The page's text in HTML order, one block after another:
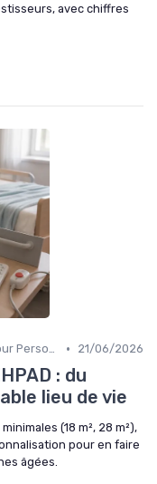
avec chiffres
EHPAD (Établissements d'Hébergement pour Personnes Âgées Dépendantes) • 21/06/2026
: du
lieu de vie
(18 m², 28 m²),
pour en faire
âgées.